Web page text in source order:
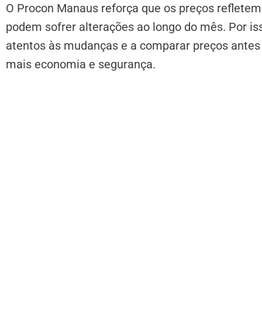
O Procon Manaus reforça que os preços
podem sofrer alterações ao longo do mês. Por
atentos às mudanças e a comparar preços
mais economia e segurança.